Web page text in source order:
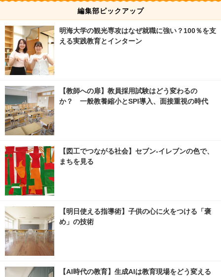
編集部ピックアップ
明海大学の観光専攻はなぜ就職に強い？100％を支
える実践教育とインターン
【教師への扉】教員採用試験はどう変わるの
か？ 一般教養縮小とSPI導入、面接重視の時代
【図工でつながる社会】セブン‐イレブンの色で、
まちを見る
【明日使える指導術】子供の心に火をつける「褒
め」の技術
【AI時代の教育】生成AIは教育現場をどう変える